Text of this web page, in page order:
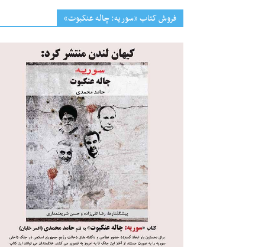
فروش کتاب «سوریه: چاله عنکبوت»